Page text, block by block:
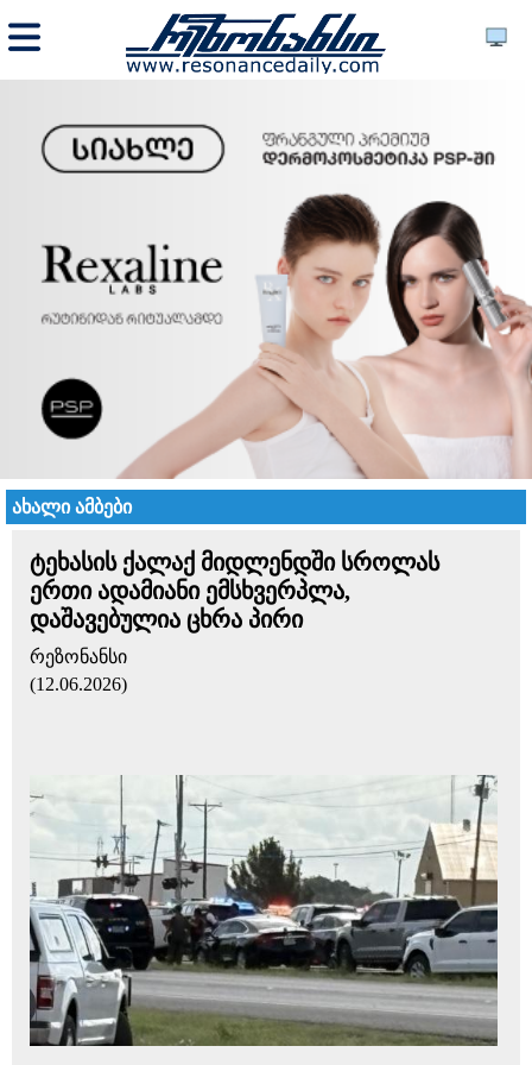
ახალი ამბები
ტეხასის ქალაქ მიდლენდში სროლას
ერთი ადამიანი ემსხვერპლა,
დაშავებულია ცხრა პირი
რეზონანსი
(12.06.2026)